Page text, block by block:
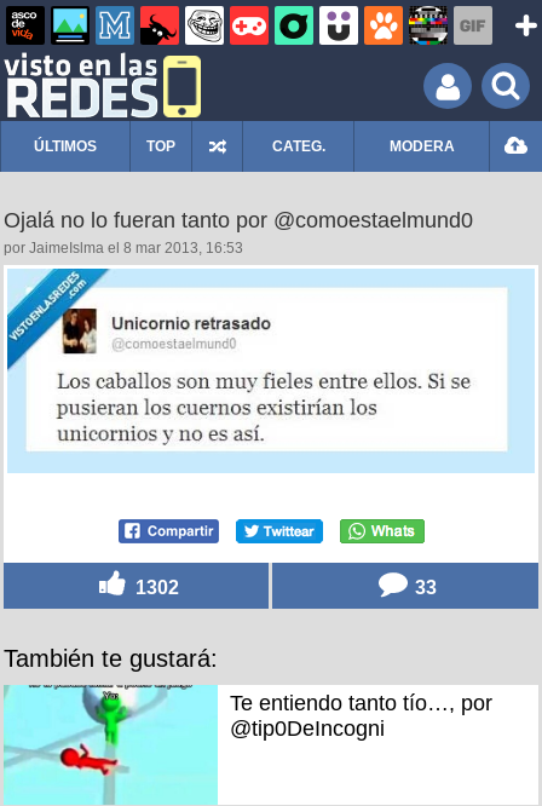
ÚLTIMOS TOP CATEG. MODERA
Ojalá no lo fueran tanto por @comoestaelmund0
por JaimeIslma el 8 mar 2013, 16:53
1302 33
También te gustará:
Te entiendo tanto tío…, por
@tip0DeIncogni